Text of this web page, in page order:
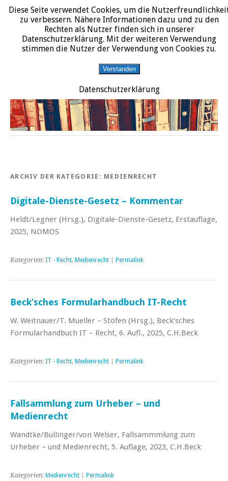
START DATENSCHUTZERKLÄRUNG IMPRESSUM ÜBER JURALIT
JURALIT
Rezensionen juristischer Literatur
ARCHIV DER KATEGORIE: MEDIENRECHT
Digitale-Dienste-Gesetz – Kommentar
Heldt/Legner (Hrsg.), Digitale-Dienste-Gesetz, Erstauflage,
2025, NOMOS
Kategorien: IT - Recht, Medienrecht Permalink
Beck’sches Formularhandbuch IT-Recht
W. Weitnauer/T. Mueller – Stöfen (Hrsg.), Beck’sches
Formularhandbuch IT – Recht, 6. Aufl., 2025, C.H.Beck
Kategorien: IT - Recht, Medienrecht Permalink
Fallsammlung zum Urheber – und
Medienrecht
Wandtke/Bullinger/von Welser, Fallsammmlung zum
Urheber – und Medienrecht, 5. Auflage, 2023, C.H.Beck
Kategorien: Medienrecht Permalink
Diese Seite verwendet Cookies, um die
zu verbessern. Nähere Informationen dazu und zu den
Rechten als Nutzer finden sich in unserer
Datenschutzerklärung. Mit der weiteren Verwendung
stimmen die Nutzer der Verwendung von Cookies zu.
Verstanden
Datenschutzerklärung